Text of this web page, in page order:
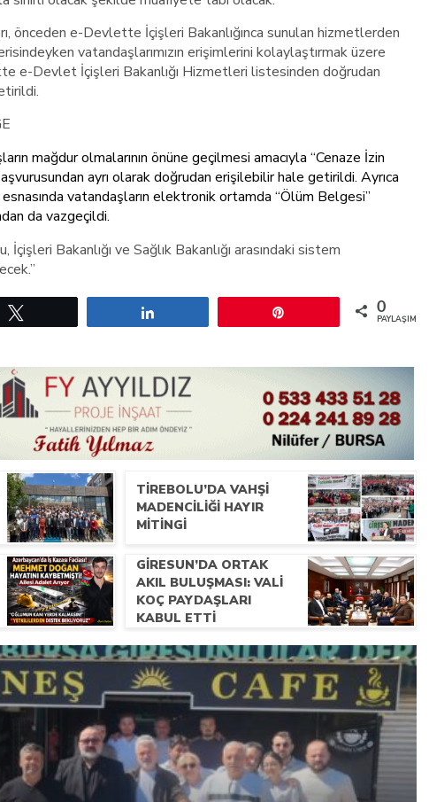
önceden e-Devlette İçişleri Bakanlığınca sunulan hizmetlerden
vatandaşlarımızın erişimlerini kolaylaştırmak üzere
e-Devlet İçişleri Bakanlığı Hizmetleri listesinden doğrudan
mağdur olmalarının önüne geçilmesi amacıyla “Cenaze İzin
ayrı olarak doğrudan erişilebilir hale getirildi. Ayrıca
vatandaşların elektronik ortamda “Ölüm Belgesi”
da vazgeçildi.
Bakanlığı ve Sağlık Bakanlığı arasındaki sistem
0
PAYLAŞIMLAR
TIREBOLU’DA VAHŞI
MADENCILIĞI HAYIR
MITINGI
GIRESUN’DA ORTAK
AKIL BULUŞMASI: VALI
KOÇ PAYDAŞLARI
KABUL ETTI